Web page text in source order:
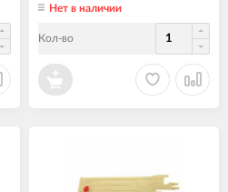
Нет в наличии
Кол-во